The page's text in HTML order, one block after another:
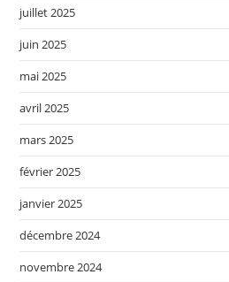
juillet 2025
juin 2025
mai 2025
avril 2025
mars 2025
février 2025
janvier 2025
décembre 2024
novembre 2024